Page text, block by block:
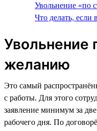
Увольнение «по
Что делать, если
Увольнение
желанию
Это самый
с работы. Для этого
заявление минимум за
рабочего дня. По